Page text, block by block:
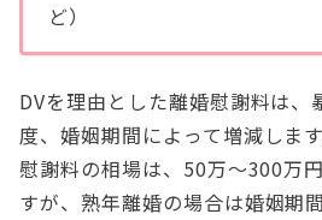
ど）
DVを理由とした離婚慰謝料は、
度、婚姻期間によって増減します
慰謝料の相場は、50万～300万
すが、熟年離婚の場合は婚姻期